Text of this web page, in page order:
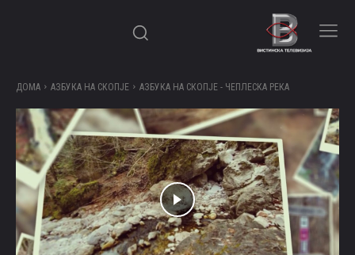
ДОМА АЗБУКА НА СКОПЈЕ АЗБУКА НА СКОПЈЕ - ЧЕПЛЕСКА РЕКА